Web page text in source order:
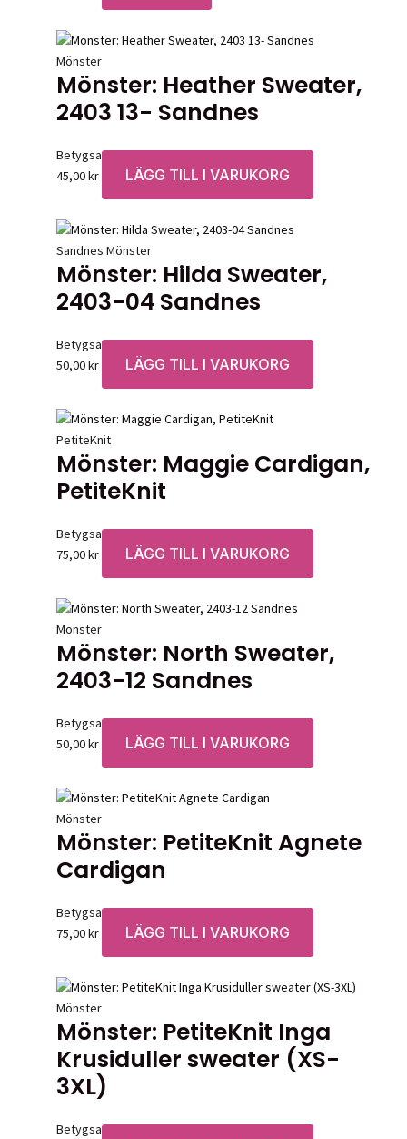
Mönster
Mönster: Heather Sweater,
2403 13- Sandnes
Betygsatt0av 5
45,00kr LÄGG TILL I VARUKORG
Sandnes Mönster
Mönster: Hilda Sweater,
2403-04 Sandnes
Betygsatt0av 5
50,00kr LÄGG TILL I VARUKORG
PetiteKnit
Mönster: Maggie Cardigan,
PetiteKnit
Betygsatt0av 5
75,00kr LÄGG TILL I VARUKORG
Mönster
Mönster: North Sweater,
2403-12 Sandnes
Betygsatt0av 5
50,00kr LÄGG TILL I VARUKORG
Mönster
Mönster: PetiteKnit Agnete
Cardigan
Betygsatt0av 5
75,00kr LÄGG TILL I VARUKORG
Mönster
Mönster: PetiteKnit Inga
Krusiduller sweater (XS-
3XL)
Betygsatt0av 5